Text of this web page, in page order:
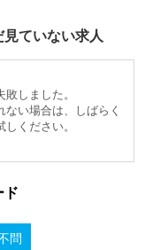
ていない求人
しました。
い場合は、しばらく
ください。
ド
問